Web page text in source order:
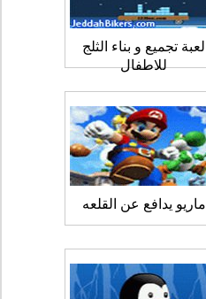
لعبة تجميع و بناء الثلج
للاطفال
ماريو يدافع عن القلعه